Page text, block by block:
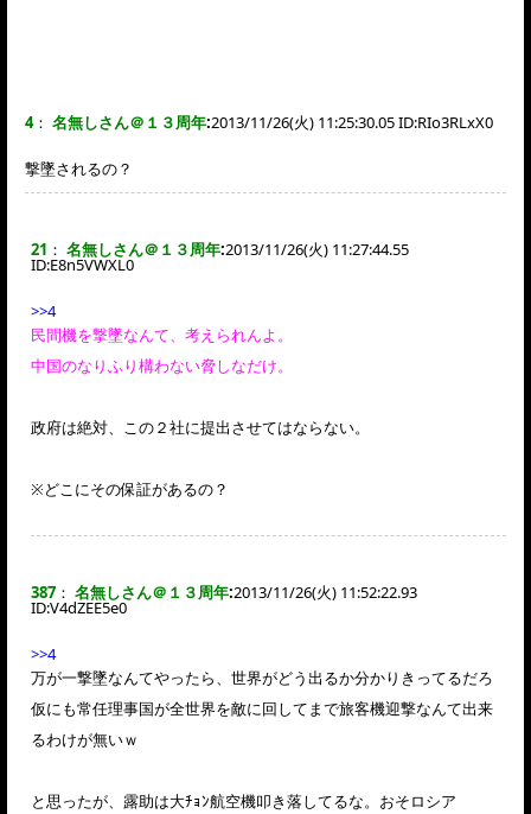
4： 名無しさん＠１３周年:2013/11/26(火) 11:25:30.05 ID:RIo3RLxX0
撃墜されるの？
21 ： 名無しさん＠１３周年:2013/11/26(火) 11:27:44.55
ID:E8n5VWXL0
>>4
民間機を撃墜なんて、考えられんよ。
中国のなりふり構わない脅しなだけ。
政府は絶対、この２社に提出させてはならない。
※どこにその保証があるの？
387 ： 名無しさん＠１３周年:2013/11/26(火) 11:52:22.93
ID:V4dZEE5e0
>>4
万が一撃墜なんてやったら、世界がどう出るか分かりきってるだろ
仮にも常任理事国が全世界を敵に回してまで旅客機迎撃なんて出来
るわけが無いｗ
と思ったが、露助は大ﾁｮﾝ航空機叩き落してるな。おそロシア